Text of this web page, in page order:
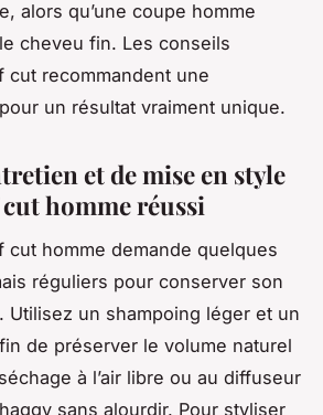
alors qu’une coupe homme
cheveu fin. Les conseils
recommandent une
un résultat vraiment unique.
et de mise en style
homme réussi
cut homme demande quelques
réguliers pour conserver son
Utilisez un shampoing léger et un
de préserver le volume naturel
à l’air libre ou au diffuseur
sans alourdir. Pour styliser